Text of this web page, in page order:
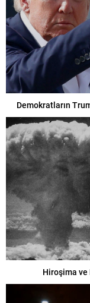
Demokratların
Hiroşima ve